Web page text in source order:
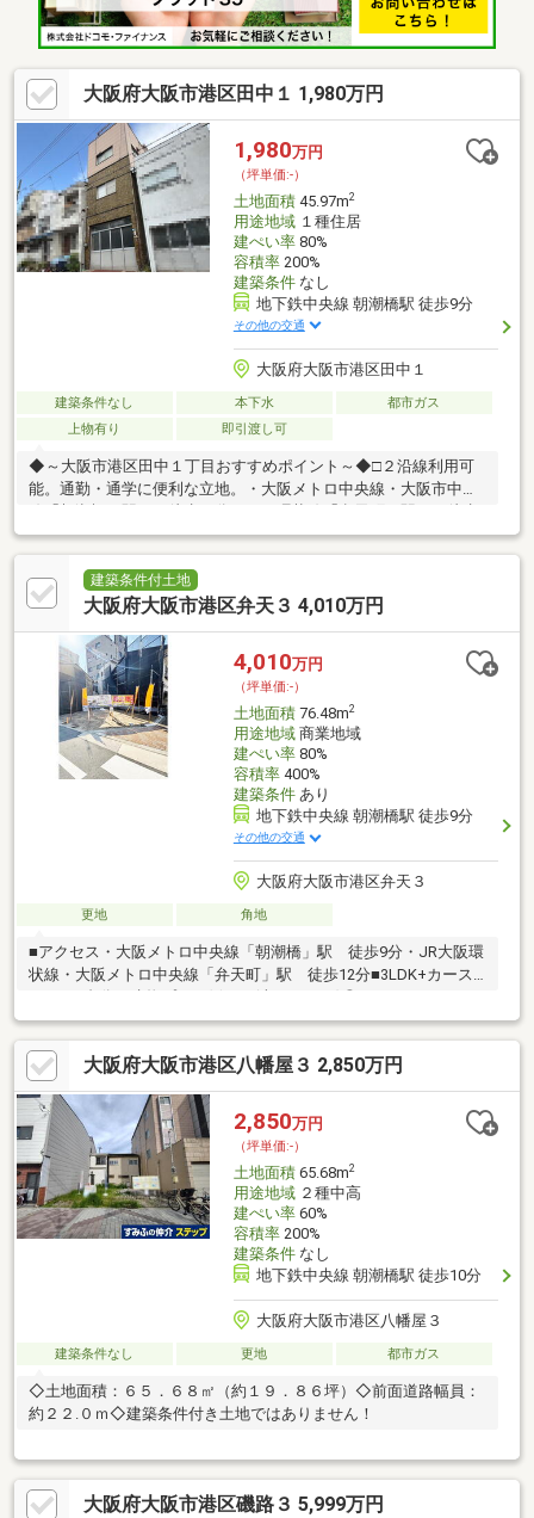
大阪府大阪市港区田中１ 1,980万円
1,980万円
（坪単価:-）
土地面積45.97m2
用途地域１種住居
建ぺい率80%
容積率200%
建築条件なし
地下鉄中央線 朝潮橋駅 徒歩9分
その他の交通
大阪府大阪市港区田中１
建築条件なし 本下水
都市ガス
上物有り
即引渡し可
◆～大阪市港区田中１丁目おすすめポイント～◆□２沿線利用可
能。通勤・通学に便利な立地。・大阪メトロ中央線・大阪市中央
１７分□建築条件なしの土地。お好みのハウスメーカーで建てら
れます。□前面道路幅員約６ｍ。車がすれ違うことのできる道幅
です。□現況古家あり。実際に現地を見学していただくと、建築
可能な建物の大きさがイメージできます。□日々のお買い物や、
１丁目店２２０ｍ（徒歩３分）・ライフ朝潮橋駅前店８１０ｍ
（徒歩１１分）・大阪市立田中小学校まで４７０ｍ（徒歩６分）
建築条件付土地
大阪府大阪市港区弁天３ 4,010万円
4,010万円
（坪単価:-）
土地面積76.48m2
用途地域商業地域
建ぺい率80%
容積率400%
建築条件あり
地下鉄中央線 朝潮橋駅 徒歩9分
その他の交通
大阪府大阪市港区弁天３
更地 角地
■アクセス・大阪メトロ中央線「朝潮橋」駅 徒歩9分・JR大阪環
状線・大阪メトロ中央線「弁天町」駅 徒歩12分■3LDK+カース
約19.5帖！・外からの視線が気にならずに、ゆったりと過ごせる2
階リビング。・ご家族のコミュニケーション弾む対面式キッチン
&リビング階段。・2・3階にバルコニー付き。■床・クロスカラー
はもちろん、水廻り設備や外壁・建具までお好みで選べます。■
周辺環境・セブンイレブン大阪夕凪1丁目店 徒歩3分・MEGAド
ン・キホーテ弁天町店 徒歩1分・弁天小学校 徒歩4分・市岡中
学校 徒歩10分
大阪府大阪市港区八幡屋３ 2,850万円
2,850万円
（坪単価:-）
土地面積65.68m2
用途地域２種中高
建ぺい率60%
容積率200%
建築条件なし
地下鉄中央線 朝潮橋駅 徒歩10分
大阪府大阪市港区八幡屋３
建築条件なし 更地 都市ガス
◇土地面積：６５．６８㎡（約１９．８６坪）◇前面道路幅員：
約２２.０ｍ◇建築条件付き土地ではありません！
大阪府大阪市港区磯路３ 5,999万円